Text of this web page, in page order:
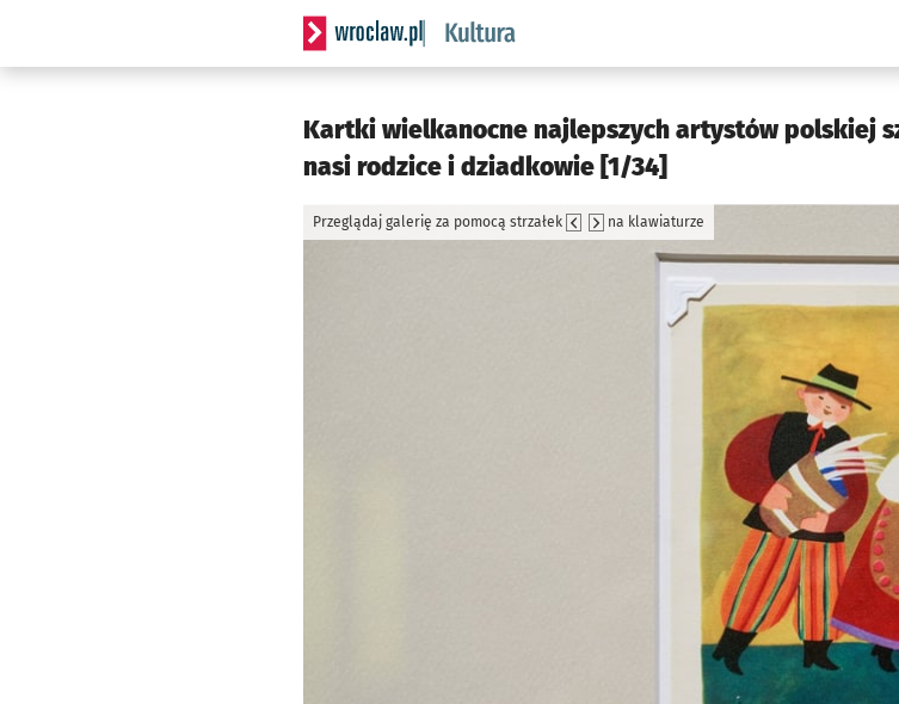
Serwis informacyjny wroclaw.pl podserwis: Kultura
Kartki wielkanocne najlepszych artystów polskiej
nasi rodzice i dziadkowie [1/34]
Przeglądaj galerię za pomocą strzałek na klawiaturze